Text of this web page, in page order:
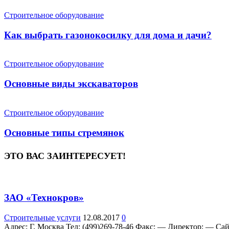
Строительное оборудование
Как выбрать газонокосилку для дома и дачи?
Строительное оборудование
Основные виды экскаваторов
Строительное оборудование
Основные типы стремянок
ЭТО ВАС ЗАИНТЕРЕСУЕТ!
ЗАО «Технокров»
Строительные услуги 12.08.2017 0
Адрес: Г. Москва Teл: (499)269-78-46 Факс: — Директор: —